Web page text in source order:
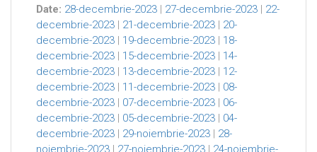
Date: 28-decembrie-2023 | 27-decembrie-2023 | 22-
decembrie-2023 | 21-decembrie-2023 | 20-
decembrie-2023 | 19-decembrie-2023 | 18-
decembrie-2023 | 15-decembrie-2023 | 14-
decembrie-2023 | 13-decembrie-2023 | 12-
decembrie-2023 | 11-decembrie-2023 | 08-
decembrie-2023 | 07-decembrie-2023 | 06-
decembrie-2023 | 05-decembrie-2023 | 04-
decembrie-2023 | 29-noiembrie-2023 | 28-
noiembrie-2023 | 27-noiembrie-2023 | 24-noiembrie-